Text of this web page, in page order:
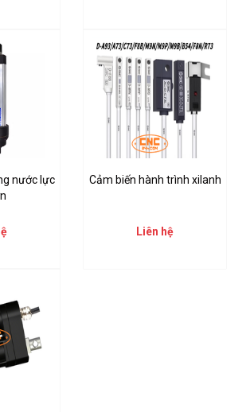
nước lực
Cảm biến hành trình xilanh
Liên hệ